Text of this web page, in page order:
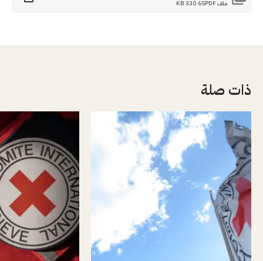
ملف PDF 330.65 KB
ذات صلة